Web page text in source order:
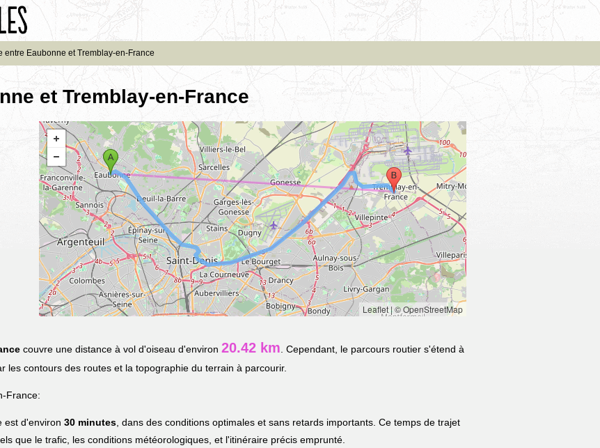
entre Eaubonne et Tremblay-en-France
et Tremblay-en-France
Leaflet|© OpenStreetMap
couvre une distance à vol d'oiseau d'environ 20.42 km . Cependant, le parcours routier s'étend à
les contours des routes et la topographie du terrain à parcourir.
France:
est d'environ 30 minutes , dans des conditions optimales et sans retards importants. Ce temps de trajet
que le trafic, les conditions météorologiques, et l'itinéraire précis emprunté.